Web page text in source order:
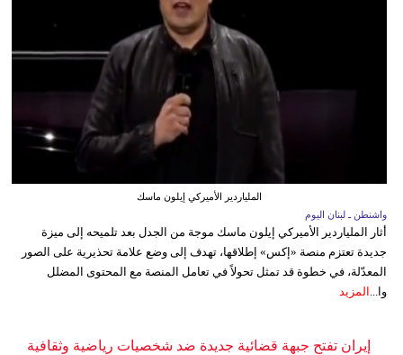
الملياردير الأميركي إيلون ماسك
واشنطن ـ لبنان اليوم
أثار الملياردير الأميركي إيلون ماسك موجة من الجدل بعد تلميحه إلى ميزة
جديدة تعتزم منصة «إكس» إطلاقها، تهدف إلى وضع علامة تحذيرية على الصور
المعدّلة، في خطوة قد تمثل تحولاً في تعامل المنصة مع المحتوى المضلل
وا... المزيد
إيران تفتح جبهة قضائية جديدة ضد شخصيات رياضية وثقافية